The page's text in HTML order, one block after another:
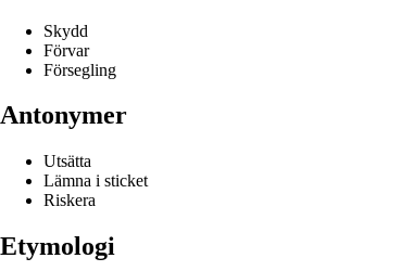
Skydd
Förvar
Försegling
Antonymer
Utsätta
Lämna i sticket
Riskera
Etymologi